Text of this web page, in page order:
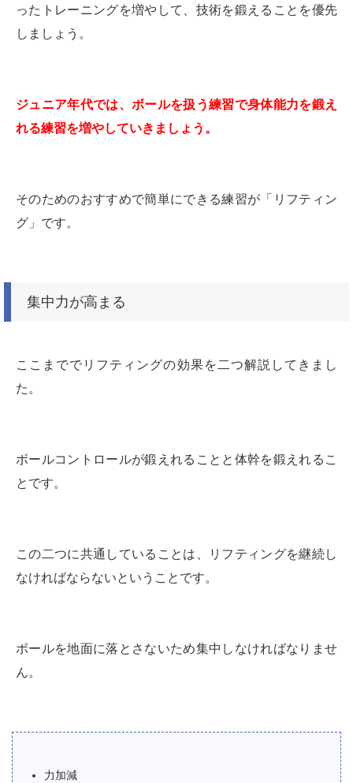
ったトレーニングを増やして、技術を鍛えることを優先
しましょう。
ジュニア年代では、ボールを扱う練習で身体能力を鍛え
れる練習を増やしていきましょう。
そのためのおすすめで簡単にできる練習が「リフティン
グ」です。
集中力が高まる
ここまででリフティングの効果を二つ解説してきまし
た。
ボールコントロールが鍛えれることと体幹を鍛えれるこ
とです。
この二つに共通していることは、リフティングを継続し
なければならないということです。
ボールを地面に落とさないため集中しなければなりませ
ん。
力加減